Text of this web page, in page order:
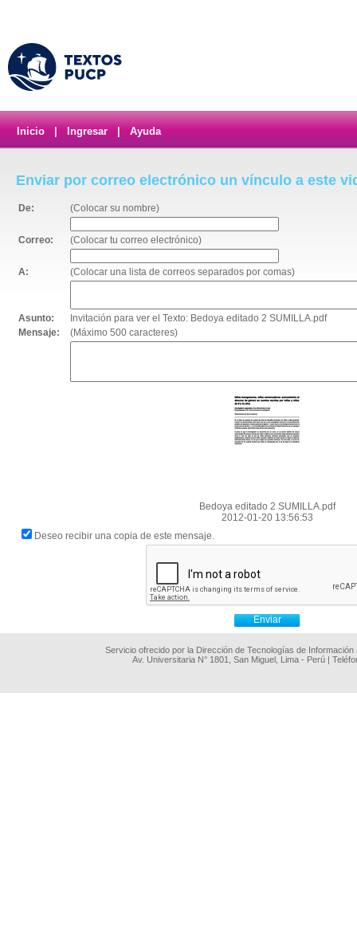
Inicio Ingresar Ayuda
Enviar por correo electrónico un vínculo a este
De: (Colocar su nombre)
Correo: (Colocar tu correo electrónico)
A: (Colocar una lista de correos separados por comas)
Asunto:
Invitación para ver el Texto: Bedoya editado 2 SUMILLA.pdf
Mensaje:
(Máximo 500 caracteres)
Bedoya editado 2 SUMILLA.pdf
2012-01-20 13:56:53
Deseo recibir una copia de este mensaje.
Servicio ofrecido por la Dirección de Tecnologías de
Av. Universitaria N° 1801, San Miguel, Lima - Perú |